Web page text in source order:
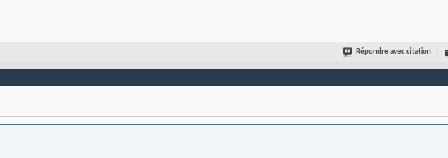
Répondre avec citation